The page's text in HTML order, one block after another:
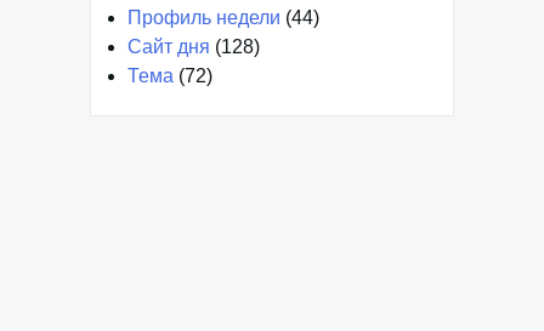
Профиль недели (44)
Сайт дня (128)
Тема (72)